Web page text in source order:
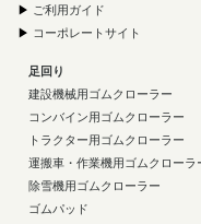
▶ ご利用ガイド
▶ コーポレートサイト
足回り
建設機械用ゴムクローラー
コンバイン用ゴムクローラー
トラクター用ゴムクローラー
運搬車・作業機用ゴムクローラ
除雪機用ゴムクローラー
ゴムパッド